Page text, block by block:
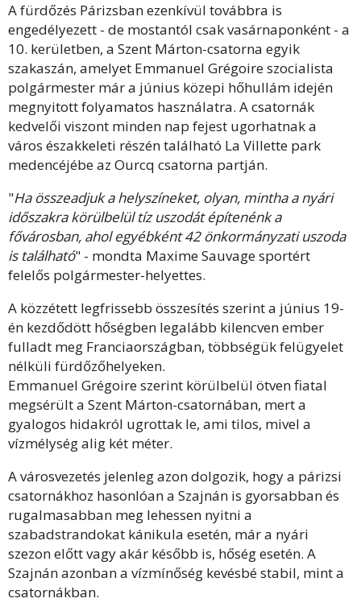
A fürdőzés Párizsban ezenkívül továbbra is
engedélyezett - de mostantól csak vasárnaponként - a
10. kerületben, a Szent Márton-csatorna egyik
szakaszán, amelyet Emmanuel Grégoire szocialista
polgármester már a június közepi hőhullám idején
megnyitott folyamatos használatra. A csatornák
kedvelői viszont minden nap fejest ugorhatnak a
város északkeleti részén található La Villette park
medencéjébe az Ourcq csatorna partján.
"Ha összeadjuk a helyszíneket, olyan, mintha a nyári
időszakra körülbelül tíz uszodát építenénk a
fővárosban, ahol egyébként 42 önkormányzati uszoda
is található" - mondta Maxime Sauvage sportért
felelős polgármester-helyettes.
A közzétett legfrissebb összesítés szerint a június 19-
én kezdődött hőségben legalább kilencven ember
fulladt meg Franciaországban, többségük felügyelet
nélküli fürdőzőhelyeken.
Emmanuel Grégoire szerint körülbelül ötven fiatal
megsérült a Szent Márton-csatornában, mert a
gyalogos hidakról ugrottak le, ami tilos, mivel a
vízmélység alig két méter.
A városvezetés jelenleg azon dolgozik, hogy a párizsi
csatornákhoz hasonlóan a Szajnán is gyorsabban és
rugalmasabban meg lehessen nyitni a
szabadstrandokat kánikula esetén, már a nyári
szezon előtt vagy akár később is, hőség esetén. A
Szajnán azonban a vízmínőség kevésbé stabil, mint a
csatornákban.